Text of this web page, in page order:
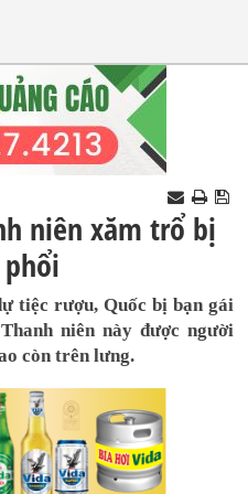
niên xăm trổ bị
tiệc rượu, Quốc bị bạn gái
niên này được người
còn trên lưng.